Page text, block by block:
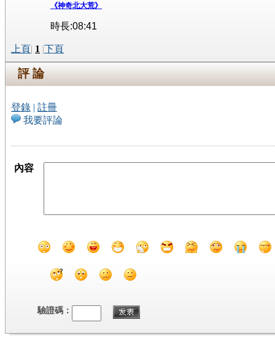
《神奇北大荒》
時長:08:41
上頁| 1 |下頁
評 論
登錄 | 註冊
我要評論
內容
驗證碼：